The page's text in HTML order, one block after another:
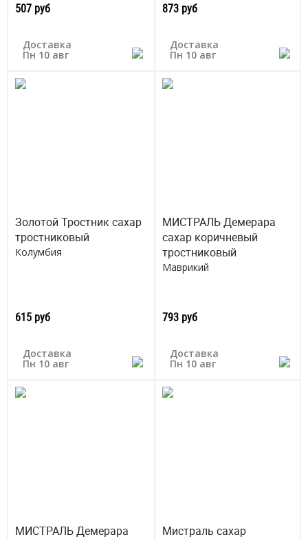
507 руб
Доставка
Пн 10 авг
873 руб
Доставка
Пн 10 авг
Золотой Тростник сахар
тростниковый
Колумбия
615 руб
Доставка
Пн 10 авг
МИСТРАЛЬ Демерара
сахар коричневый
тростниковый
Маврикий
793 руб
Доставка
Пн 10 авг
МИСТРАЛЬ Демерара
Мистраль сахар